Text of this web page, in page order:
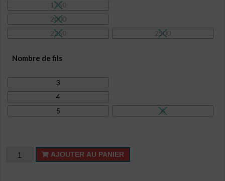
1750
2000
2250
2500
Nombre de fils
3
4
5
6
quantité
AJOUTER AU PANIER